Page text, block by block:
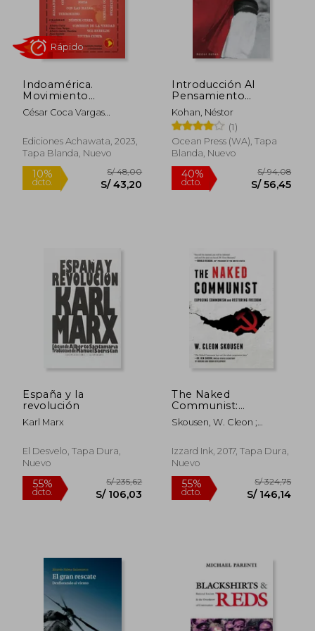
S/ 214,65
55%
dcto.
55%
dcto.
Indoamérica.
Movimiento
Revolucionario Tupac
Amaru (MRTA)
César Coca Vargas
Ediciones Achawata, 2023,
Tapa Blanda, Nuevo
Rápido
Introducción Al
Pensamiento
Socialista
Kohan, Néstor
(1)
Ocean Press (WA), Tapa
Blanda, Nuevo
España y la
revolución
Karl Marx
El Desvelo, Tapa Dura,
Nuevo
The Naked
Communist:
Exposing
Communism and
(en Inglés)
Skousen, W. Cleon ;
McConnehey, Tim
Izzard Ink, 2017, Tapa Dura,
Nuevo